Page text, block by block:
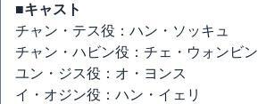
■キャスト
チャン・テス役：ハン・ソッキュ
チャン・ハビン役：チェ・ウォンビン
ユン・ジス役：オ・ヨンス
イ・オジン役：ハン・イェリ